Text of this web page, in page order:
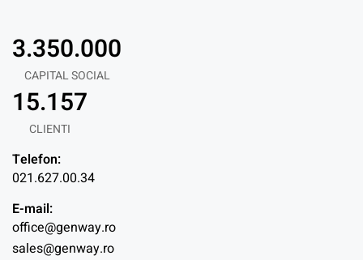
CAPITAL SOCIAL
3.350.000
CLIENTI
15.157
Telefon:
021.627.00.34
E-mail:
office@genway.ro
sales@genway.ro